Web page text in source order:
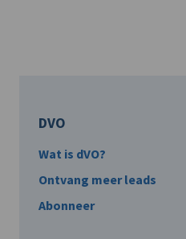
DVO
Wat is dVO?
Ontvang meer leads
Abonneer